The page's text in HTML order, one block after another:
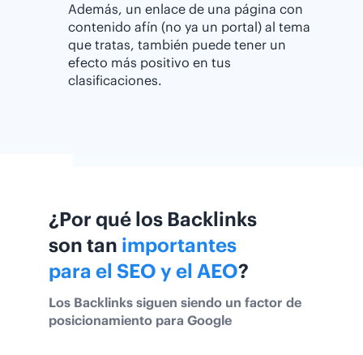
Además, un enlace de una página con
contenido afín (no ya un portal) al tema
que tratas, también puede tener un
efecto más positivo en tus
clasificaciones.
¿Por qué los Backlinks
son tan importantes
para el SEO y el AEO?
Los Backlinks siguen siendo un factor de
posicionamiento para Google